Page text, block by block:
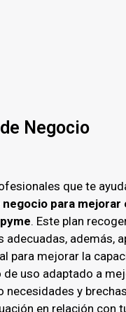
Negocio
que te
para mejorar
. Este plan
además,
para mejorar la
de uso adaptado a
y
en relación con